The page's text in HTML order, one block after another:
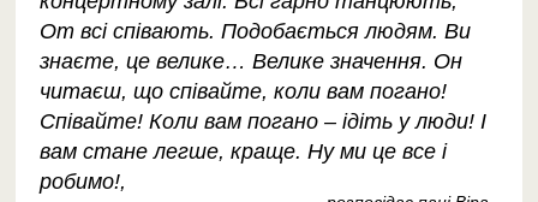
От всі співають. Подобається людям. Ви
знаєте, це велике… Велике значення. Он
читаєш, що співайте, коли вам погано!
Співайте! Коли вам погано – ідіть у люди! І
вам стане легше, краще. Ну ми це все і
робимо!,